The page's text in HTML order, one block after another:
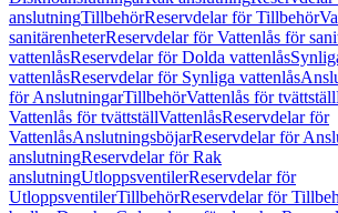
anslutningTillbehörReservdelar för Tillbehör
sanitärenheterReservdelar för Vattenlås för
vattenlåsReservdelar för Dolda vattenlås
vattenlåsReservdelar för Synliga vattenlås
för AnslutningarTillbehörVattenlås för tvättställ
Vattenlås för tvättställVattenlåsReservdelar för
VattenlåsAnslutningsböjarReservdelar för
anslutningReservdelar för Rak
anslutningUtloppsventilerReservdelar för
UtloppsventilerTillbehörReservdelar för